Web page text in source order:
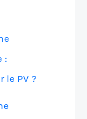
:
le PV ?